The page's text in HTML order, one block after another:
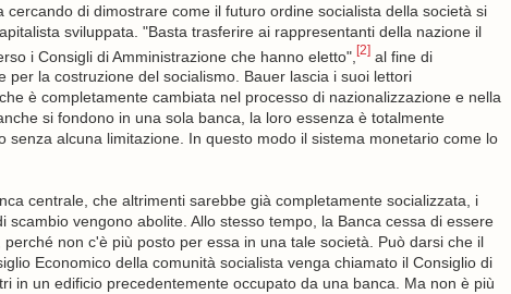
di dimostrare come il futuro ordine socialista della società si
sviluppata. "Basta trasferire ai rappresentanti della nazione il
i Consigli di Amministrazione che hanno eletto", [2]al fine di
la costruzione del socialismo. Bauer lascia i suoi lettori
è completamente cambiata nel processo di nazionalizzazione e nella
si fondono in una sola banca, la loro essenza è totalmente
alcuna limitazione. In questo modo il sistema monetario come lo
centrale, che altrimenti sarebbe già completamente socializzata, i
vengono abolite. Allo stesso tempo, la Banca cessa di essere
non c'è più posto per essa in una tale società. Può darsi che il
Economico della comunità socialista venga chiamato il Consiglio di
in un edificio precedentemente occupato da una banca. Ma non è più